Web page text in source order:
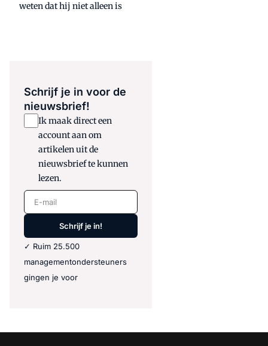
weten dat hij niet alleen is
Schrijf je in voor de
nieuwsbrief!
Ik maak direct een
account aan om
artikelen uit de
nieuwsbrief te kunnen
lezen.
E-mail
Schrijf je in!
✓ Ruim 25.500
managementondersteuners
gingen je voor